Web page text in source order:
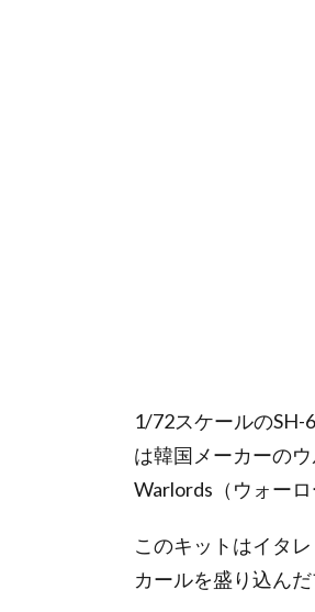
1/72スケールのSH-
は韓国メーカーの
Warlords（ウォーロ
このキットはイタ
カールを盛り込ん